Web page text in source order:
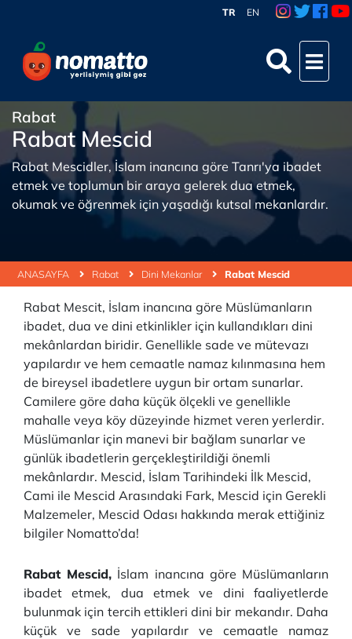
TR EN
ANASAYFA Rabat Dini Mekanlar Rabat Mescid
Rabat
Rabat Mescid
Rabat Mescidler, İslam inancına göre Tanrı'ya ibadet
etmek ve toplumun bir araya gelerek dua etmek,
okumak ve öğrenmek için yaşadığı kutsal mekanlardır.
Rabat Mescit, İslam inancına göre Müslümanların
ibadet, dua ve dini etkinlikler için kullandıkları dini
mekânlardan biridir. Genellikle sade ve mütevazı
yapılardır ve hem cemaatle namaz kılınmasına hem
de bireysel ibadetlere uygun bir ortam sunarlar.
Camilere göre daha küçük ölçekli ve genellikle
mahalle veya köy düzeyinde hizmet veren yerlerdir.
Müslümanlar için manevi bir bağlam sunarlar ve
günlük ibadetlerin gerçekleştirildiği önemli
mekânlardır. Mescid, İslam Tarihindeki İlk Mescid,
Cami ile Mescid Arasındaki Fark, Mescid için Gerekli
Malzemeler, Mescid Odası hakkında merak ettiğiniz
bilgiler Nomatto’da!
Rabat Mescid, İslam inancına göre Müslümanların
ibadet etmek, dua etmek ve dini faaliyetlerde
bulunmak için tercih ettikleri dini bir mekandır. Daha
küçük ve sade yapılardır ve cemaatle namaz